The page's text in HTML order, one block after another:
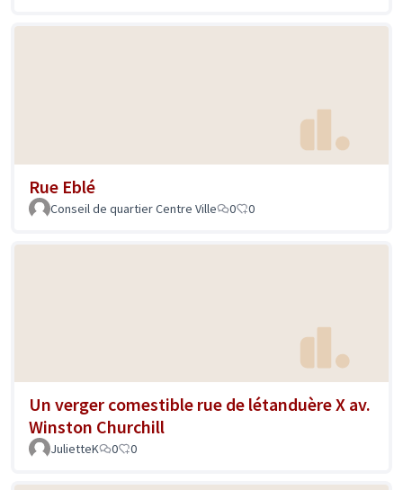
Rue Eblé
Conseil de quartier Centre Ville 0 0
Un verger comestible rue de létanduère X av.
Winston Churchill
JulietteK 0 0